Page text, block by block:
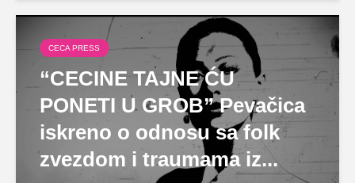
CECA PRESS
“CECINE TAJNE ĆU
PONETI U GROB” Pevačica
iskreno o odnosu sa folk
zvezdom i traumama iz...